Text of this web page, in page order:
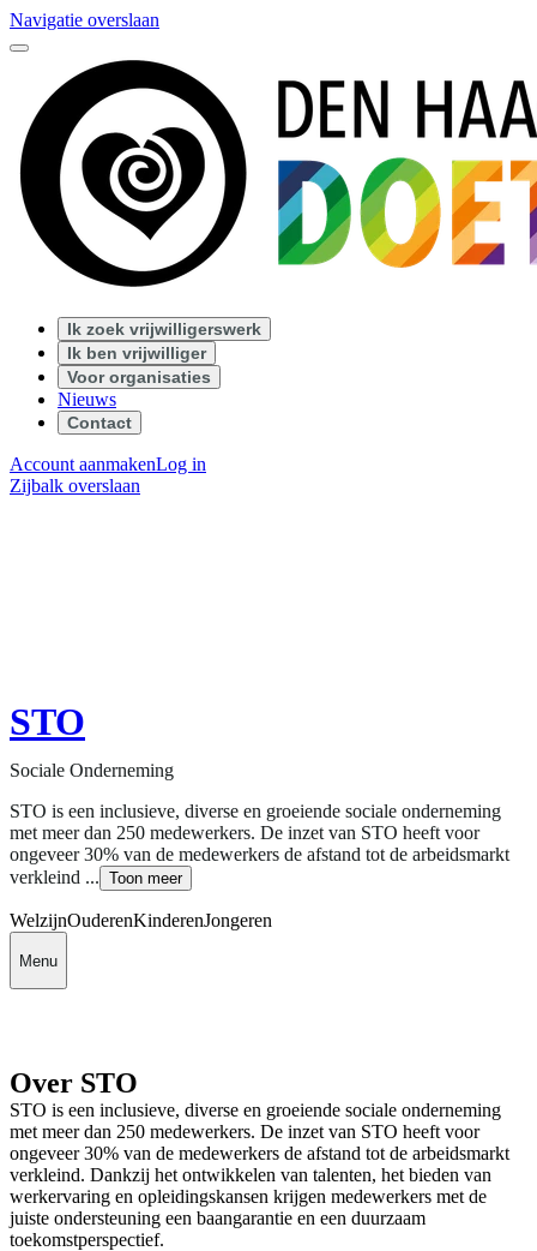
Navigatie overslaan
Ik zoek vrijwilligerswerk
Ik ben vrijwilliger
Voor organisaties
Nieuws
Contact
Account aanmakenLog in
Zijbalk overslaan
STO
Sociale Onderneming
STO is een inclusieve, diverse en groeiende sociale onderneming
met meer dan 250 medewerkers. De inzet van STO heeft voor
ongeveer 30% van de medewerkers de afstand tot de arbeidsmarkt
verkleind ... Toon meer
WelzijnOuderenKinderenJongeren
Menu
Over STO
STO is een inclusieve, diverse en groeiende sociale onderneming
met meer dan 250 medewerkers. De inzet van STO heeft voor
ongeveer 30% van de medewerkers de afstand tot de arbeidsmarkt
verkleind. Dankzij het ontwikkelen van talenten, het bieden van
werkervaring en opleidingskansen krijgen medewerkers met de
juiste ondersteuning een baangarantie en een duurzaam
toekomstperspectief.